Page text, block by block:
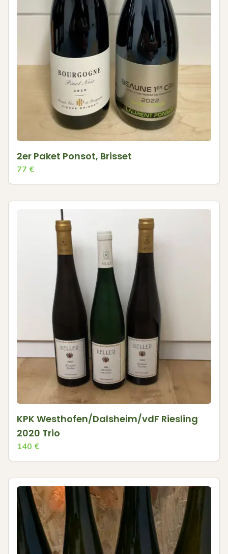
2er Paket Ponsot, Brisset
77 €
KPK Westhofen/Dalsheim/vdF Riesling
2020 Trio
140 €